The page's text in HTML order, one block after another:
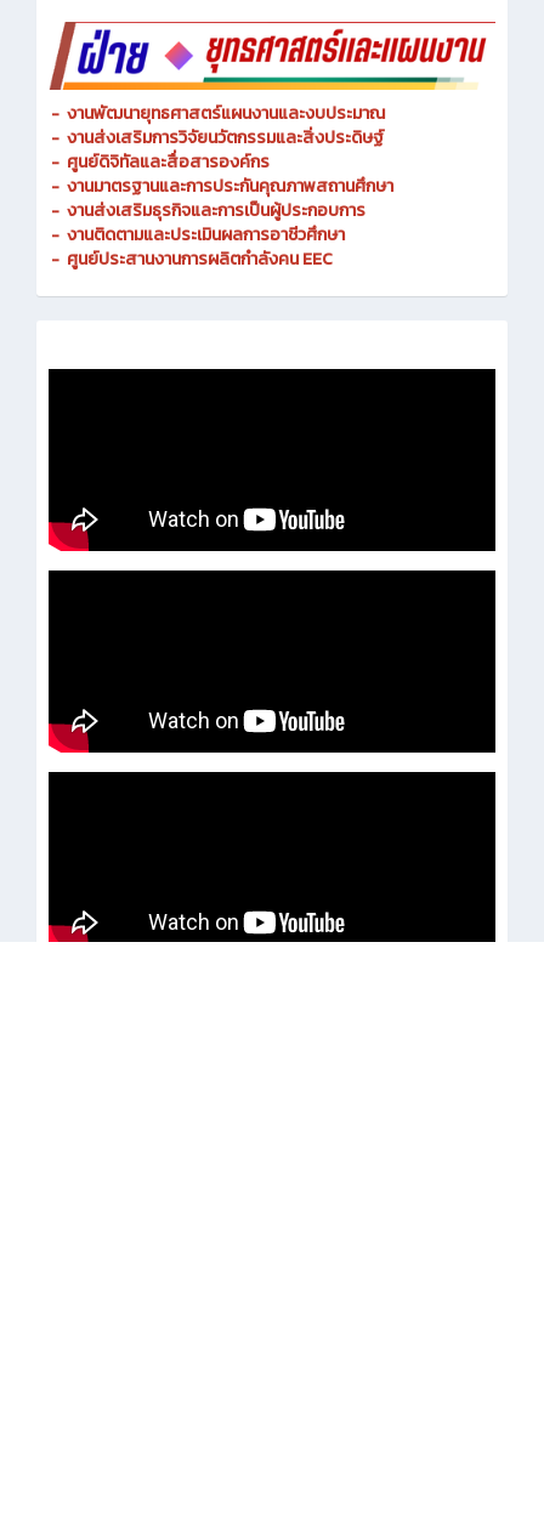
- งานพัฒนายุทธศาสตร์แผนงานและงบประมาณ
- งานส่งเสริมการวิจัยนวัตกรรมและสิ่งประดิษฐ์
- ศูนย์ดิจิทัลและสื่อสารองค์กร
- งานมาตรฐานและการประกันคุณภาพสถานศึกษา
- งานส่งเสริมธุรกิจและการเป็นผู้ประกอบการ
- งานติดตามและประเมินผลการอาชีวศึกษา
- ศูนย์ประสานงานการผลิตกำลังคน EEC